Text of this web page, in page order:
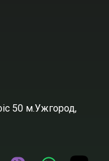
50 м.Ужгород,